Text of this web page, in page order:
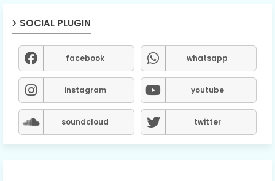
SOCIAL PLUGIN
facebook whatsapp
instagram youtube
soundcloud twitter